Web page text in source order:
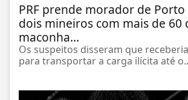
PRF prende morador de Porto
dois mineiros com mais de 60
maconha...
Os suspeitos disseram que
para transportar a carga ilícita até